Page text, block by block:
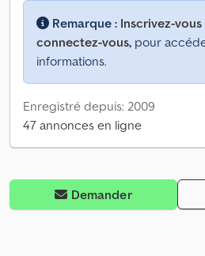
Remarque : Inscrivez-
connectez-vous, pour
informations.
Enregistré depuis: 2009
47 annonces en ligne
Demander